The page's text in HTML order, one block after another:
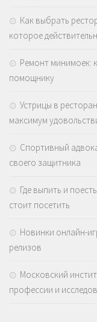
Как выбрать
которое
Ремонт минимоек:
помощнику
Устрицы в
максимум
Спортивный
своего защитника
Где выпить и
стоит посетить
Новинки онлайн-
релизов
Московский
профессии и